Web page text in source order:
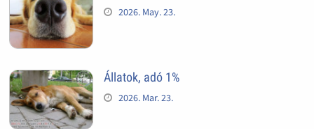
2026. May. 23.
Állatok, adó 1%
2026. Mar. 23.